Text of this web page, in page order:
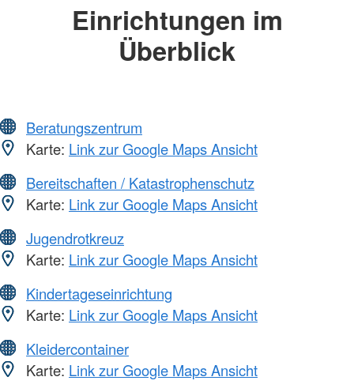
Einrichtungen im
Überblick
Beratungszentrum
Karte: Link zur Google Maps Ansicht
Bereitschaften / Katastrophenschutz
Karte: Link zur Google Maps Ansicht
Jugendrotkreuz
Karte: Link zur Google Maps Ansicht
Kindertageseinrichtung
Karte: Link zur Google Maps Ansicht
Kleidercontainer
Karte: Link zur Google Maps Ansicht